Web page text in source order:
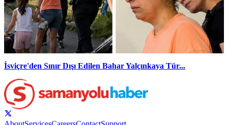
İsviçre'den Sınır Dışı Edilen Bahar Yalçınkaya Tür...